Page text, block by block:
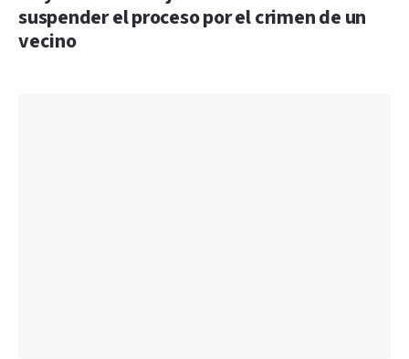
suspender el proceso por el crimen de un
vecino